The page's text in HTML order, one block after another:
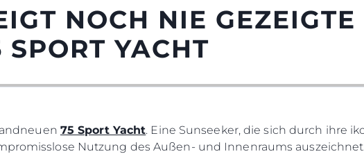
NOCH NIE
YACHT
75 Sport Yacht. Eine Sunseeker, die sich durch ihre
Nutzung des Außen- und Innenraums